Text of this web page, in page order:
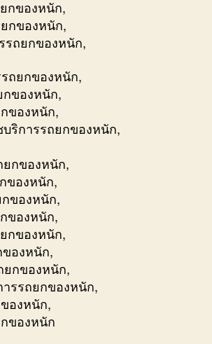
กของหนัก,
กของหนัก,
รถยกของหนัก,
ถยกของหนัก,
ของหนัก,
ของหนัก,
ริการรถยกของหนัก,
กของหนัก,
ของหนัก,
ของหนัก,
ของหนัก,
กของหนัก,
องหนัก,
ยกของหนัก,
รรถยกของหนัก,
องหนัก,
ของหนัก